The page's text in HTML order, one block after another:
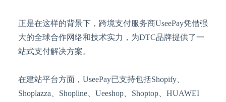
正是在这样的背景下，跨境支付服务商UseePay凭借强
大的全球合作网络和技术实力，为DTC品牌提供了一
站式支付解决方案。
在建站平台方面， UseePay已支持包括Shopify、
Shoplazza、Shopline、Ueeshop、Shoptop、HUAWEI